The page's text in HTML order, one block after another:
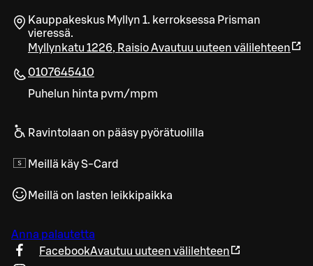
Kauppakeskus Myllyn 1. kerroksessa Prisman
vieressä.
Myllynkatu 1226, RaisioAvautuu uuteen välilehteen
0107645410
Puhelun hinta pvm/mpm
Ravintolaan on pääsy pyörätuolilla
Meillä käy S-Card
Meillä on lasten leikkipaikka
Anna palautetta
FacebookAvautuu uuteen välilehteen